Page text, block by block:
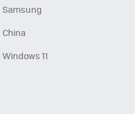
Samsung
China
Windows 11